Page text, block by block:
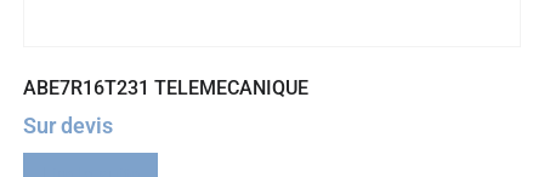
ABE7R16T231 TELEMECANIQUE
Sur devis